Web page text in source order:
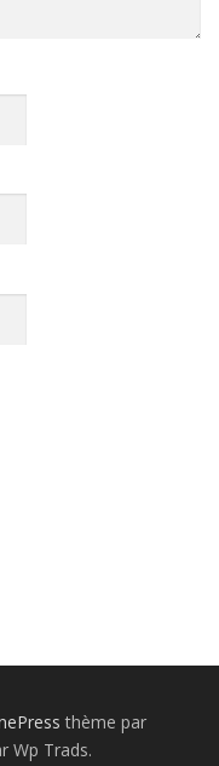
thème par
Wp Trads.